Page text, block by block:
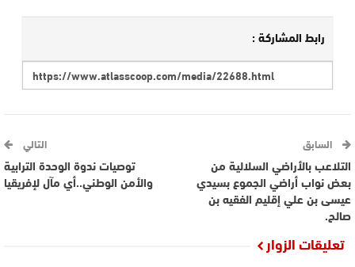
رابط المشاركة :
السابق
التلاعب بالأراضي السلالية من
بعض نواب أراضي الجموع بسيدي
عيسى بن علي إقليم الفقيه بن
صالح.
التالي
توصيات ندوة الوحدة الترابية
والأمن الوطني..أي مآل لإفريقيا
تعليقات الزوار